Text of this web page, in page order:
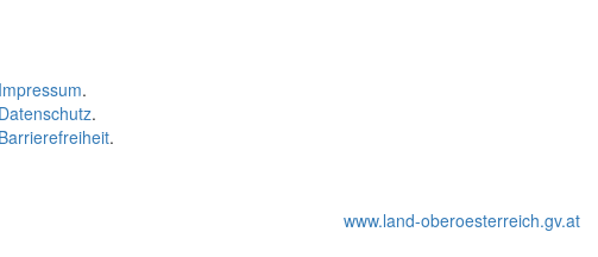
Impressum.
Datenschutz.
Barrierefreiheit.
www.land-oberoesterreich.gv.at